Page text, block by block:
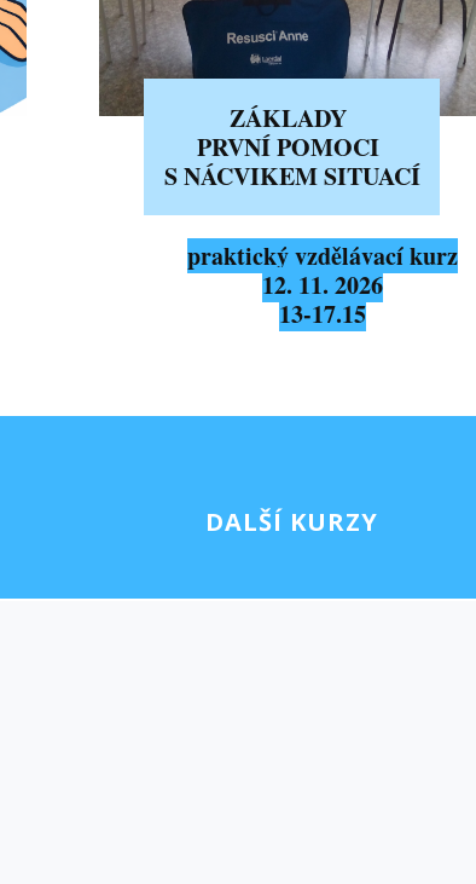
ZÁKLADY
PRVNÍ POMOCI
S NÁCVIKEM SITUACÍ
praktický vzdělávací kurz
12. 11. 2026
13-17.15
DALŠÍ KURZY